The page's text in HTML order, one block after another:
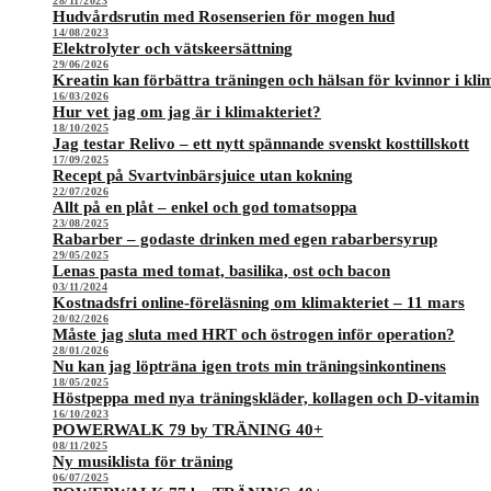
Hudvårdsrutin med Rosenserien för mogen hud
14/08/2023
Elektrolyter och vätskeersättning
29/06/2026
Kreatin kan förbättra träningen och hälsan för kvinnor i
16/03/2026
Hur vet jag om jag är i klimakteriet?
18/10/2025
Jag testar Relivo – ett nytt spännande svenskt kosttillskott
17/09/2025
Recept på Svartvinbärsjuice utan kokning
22/07/2026
Allt på en plåt – enkel och god tomatsoppa
23/08/2025
Rabarber – godaste drinken med egen rabarbersyrup
29/05/2025
Lenas pasta med tomat, basilika, ost och bacon
03/11/2024
Kostnadsfri online-föreläsning om klimakteriet – 11 mars
20/02/2026
Måste jag sluta med HRT och östrogen inför operation?
28/01/2026
Nu kan jag löpträna igen trots min träningsinkontinens
18/05/2025
Höstpeppa med nya träningskläder, kollagen och D-vitamin
16/10/2023
POWERWALK 79 by TRÄNING 40+
08/11/2025
Ny musiklista för träning
06/07/2025